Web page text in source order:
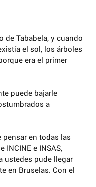
de Tababela, y cuando
el sol, los árboles
era el primer
puede bajarle
a
en todas las
e INSAS,
ustedes pude llegar
en Bruselas. Con el